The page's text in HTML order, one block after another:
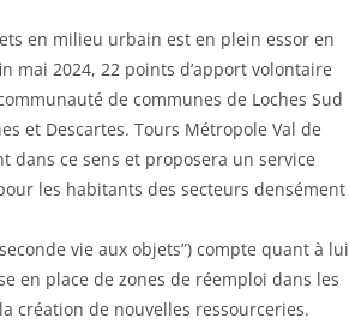
en milieu urbain est en plein essor en
mai 2024, 22 points d’apport volontaire
de communes de Loches Sud
et Descartes. Tours Métropole Val de
dans ce sens et proposera un service
les habitants des secteurs densément
seconde vie aux objets”) compte quant à lui
en place de zones de réemploi dans les
création de nouvelles ressourceries.